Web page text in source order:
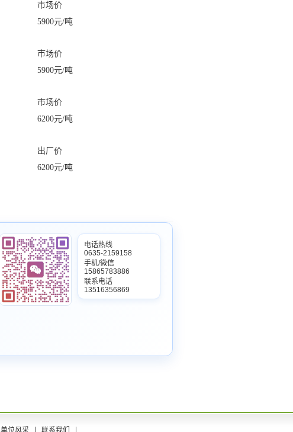
市场价
5900元/吨
市场价
5900元/吨
市场价
6200元/吨
出厂价
6200元/吨
电话热线
0635-2159158
手机/微信
15865783886
联系电话
13516356869
单位风采 联系我们